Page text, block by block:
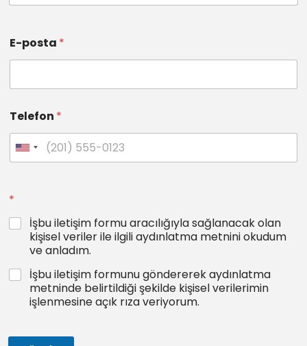
E-posta *
Telefon *
*
İşbu iletişim formu aracılığıyla sağlanacak olan
kişisel veriler ile ilgili aydınlatma metnini okudum
ve anladım.
İşbu iletişim formunu göndererek aydınlatma
metninde belirtildiği şekilde kişisel verilerimin
işlenmesine açık rıza veriyorum.